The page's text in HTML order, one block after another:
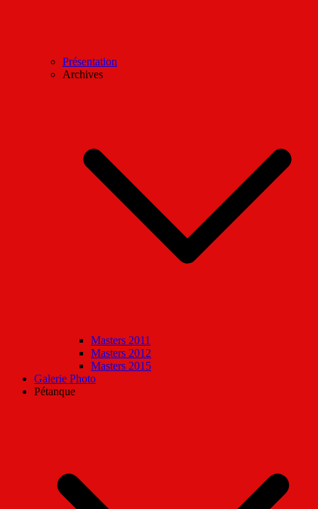
Présentation
Archives
Masters 2011
Masters 2012
Masters 2015
Galerie Photo
Pétanque